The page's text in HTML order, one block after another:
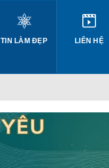
TIN LÀM ĐẸP LIÊN HỆ